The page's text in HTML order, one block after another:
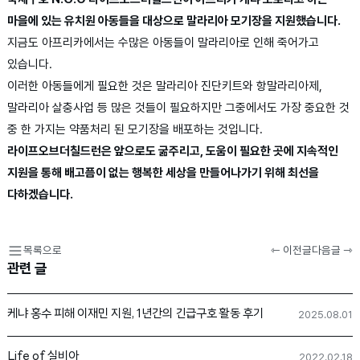
마을에 있는 유치원 아동들을 대상으로 말라리아 모기장을 지원했습니다.
지금도 아프리카에서는 수많은 아동들이 말라리아로 인해 죽어가고
있습니다.
이러한 아동들에게 필요한 것은 말라리아 진단키트와 항말라리아제,
말라리아 살충사업 등 많은 것들이 필요하지만 그중에서도 가장 중요한 것
중 한 가지는 약품처리 된 모기장을 배포하는 것입니다.
라이프오브더칠드런은 앞으로도 굶주리고, 도움이 필요한 곳에 지속적인
지원을 통해 배고픔이 없는 행복한 세상을 만들어나가기 위해 최선을
다하겠습니다.
목록으로 ⇽ 이전글다음글 ⇾
관련 글
케냐 홍수 피해 이재민 지원, 1년간의 긴급구호 활동 후기 2025.08.01
Life of 실비아 2022.02.18